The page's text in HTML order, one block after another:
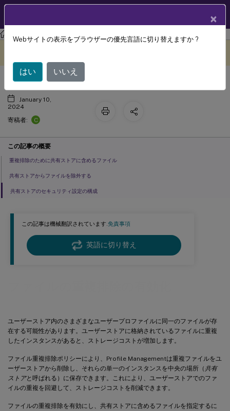
Profile Management Profile Management 2303
この記事は機械翻訳されています.免責事項
英語に切り替え
ユーザーストア内のさまざまなユーザープロファイルに同一のファイルが存
在する可能性があります。ユーザーストアに格納されているファイルに重複
したインスタンスがあると、ストレージコストが増加します。
ファイル重複排除ポリシーにより、Profile Managementは重複ファイルをユ
ーザーストアから削除し、それらの単一のインスタンスを中央の場所（ 共有
ストアと呼ばれる）に保存できます。これにより、ユーザーストアでのファ
イルの重複を回避して、ストレージコストを削減できます。
ファイルの重複排除を有効にし、共有ストアに含めるファイルを指定するに
ファイルの重複排除の有効化
January 10,
2024
寄稿者:
C
この記事の概要
重複排除のために共有ストアに含めるファイル
共有ストアからファイルを除外する
共有ストアのセキュリティ設定の構成
×
Webサイトの表示をブラウザーの優先言語に切り替えますか ?
はい いいえ